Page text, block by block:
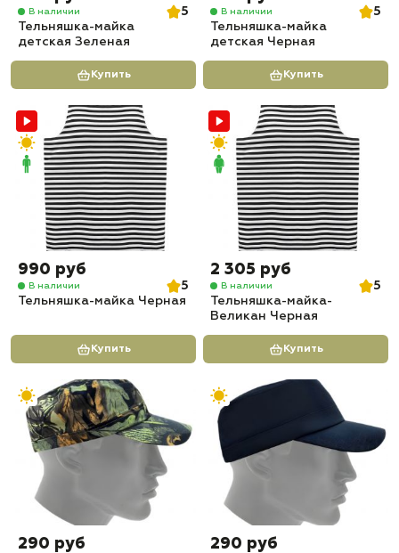
В наличии
5
Тельняшка-майка
детская Зеленая
Купить
В наличии
5
Тельняшка-майка
детская Черная
Купить
990 руб
В наличии
5
Тельняшка-майка Черная
Купить
2 305 руб
В наличии
5
Тельняшка-майка-
Великан Черная
Купить
290 руб 290 руб